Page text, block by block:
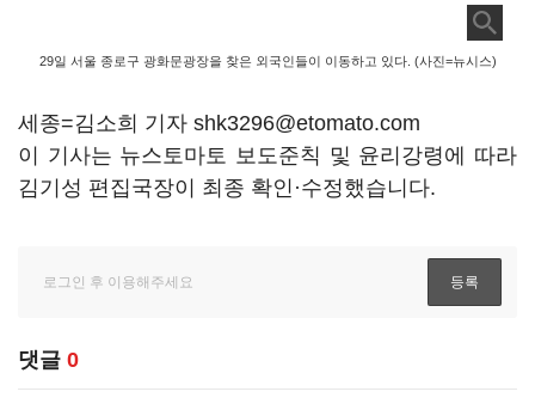
29일 서울 종로구 광화문광장을 찾은 외국인들이 이동하고 있다. (사진=뉴시스)
세종=김소희 기자 shk3296@etomato.com
이 기사는 뉴스토마토 보도준칙 및 윤리강령에 따라
김기성 편집국장이 최종 확인·수정했습니다.
댓글 0